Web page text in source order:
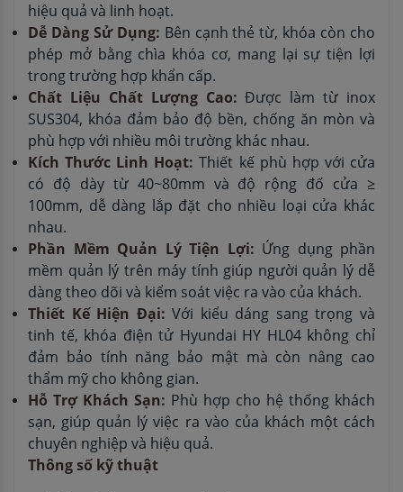
hiệu quả và linh hoạt.
Dễ Dàng Sử Dụng: Bên cạnh thẻ từ, khóa còn cho
phép mở bằng chìa khóa cơ, mang lại sự tiện lợi
trong trường hợp khẩn cấp.
Chất Liệu Chất Lượng Cao:Được làm từ inox
SUS304, khóa đảm bảo độ bền, chống ăn mòn và
phù hợp với nhiều môi trường khác nhau.
Kích Thước Linh Hoạt:Thiết kế phù hợp với cửa
có độ dày từ 40~80mm và độ rộng đố cửa ≥
100mm, dễ dàng lắp đặt cho nhiều loại cửa khác
nhau.
Phần Mềm Quản Lý Tiện Lợi: Ứng dụng phần
mềm quản lý trên máy tính giúp người quản lý dễ
dàng theo dõi và kiểm soát việc ra vào của khách.
Thiết Kế Hiện Đại:Với kiểu dáng sang trọng và
tinh tế, khóa điện tử Hyundai HY HL04 không chỉ
đảm bảo tính năng bảo mật mà còn nâng cao
thẩm mỹ cho không gian.
Hỗ Trợ Khách Sạn: Phù hợp cho hệ thống khách
sạn, giúp quản lý việc ra vào của khách một cách
chuyên nghiệp và hiệu quả.
Thông số kỹ thuật